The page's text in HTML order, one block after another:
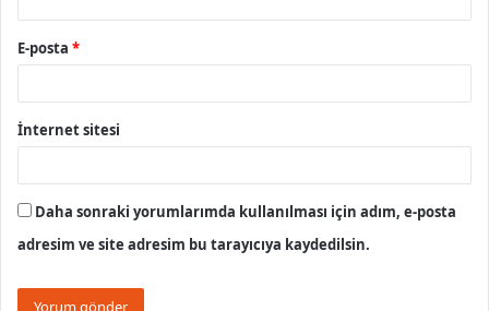
E-posta *
İnternet sitesi
Daha sonraki yorumlarımda kullanılması için adım, e-posta
adresim ve site adresim bu tarayıcıya kaydedilsin.